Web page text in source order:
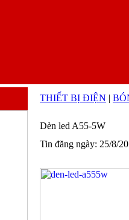
THIẾT BỊ ĐIỆN |
Dèn led A55-5W
Tin đăng ngày: 25/8/